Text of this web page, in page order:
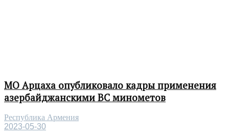
МО Арцаха опубликовало кадры применения
азербайджанскими ВС минометов
Республика Армения
2023-05-30